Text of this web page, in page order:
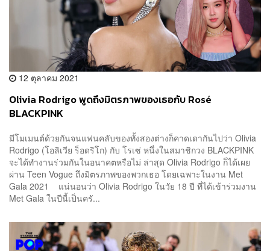
12 ตุลาคม 2021
Olivia Rodrigo พูดถึงมิตรภาพของเธอกับ Rosé
BLACKPINK
มีโมเมนต์ด้วยกันจนแฟนคลับของทั้งสองต่างก็คาดเดากันไปว่า Olivia
Rodrigo (โอลิเวีย ร็อดริโก) กับ โรเซ่ หนึ่งในสมาชิกวง BLACKPINK
จะได้ทำงานร่วมกันในอนาคตหรือไม่ ล่าสุด Olivia Rodrigo ก็ได้เผย
ผ่าน Teen Vogue ถึงมิตรภาพของพวกเธอ โดยเฉพาะในงาน Met
Gala 2021 แน่นอนว่า Olivia Rodrigo ในวัย 18 ปี ที่ได้เข้าร่วมงาน
Met Gala ในปีนี้เป็นครั...